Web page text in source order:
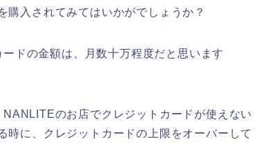
入されてみてはいかがでしょうか？
ドの金額は、月数十万程度だと思います
のお店でクレジットカードが使えない
に、クレジットカードの上限をオーバーして